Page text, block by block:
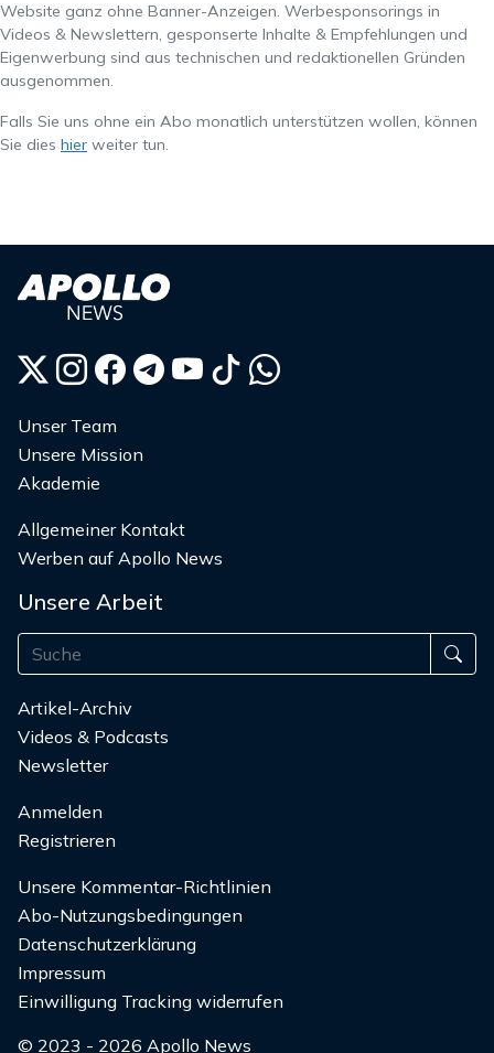
Website ganz ohne Banner-Anzeigen. Werbesponsorings in
Videos & Newslettern, gesponserte Inhalte & Empfehlungen und
Eigenwerbung sind aus technischen und redaktionellen Gründen
ausgenommen.
Falls Sie uns ohne ein Abo monatlich unterstützen wollen, können
Sie dies hier weiter tun.
Unser Team
Unsere Mission
Akademie
Allgemeiner Kontakt
Werben auf Apollo News
Unsere Arbeit
Artikel-Archiv
Videos & Podcasts
Newsletter
Anmelden
Registrieren
Unsere Kommentar-Richtlinien
Abo-Nutzungsbedingungen
Datenschutzerklärung
Impressum
Einwilligung Tracking widerrufen
© 2023 - 2026 Apollo News